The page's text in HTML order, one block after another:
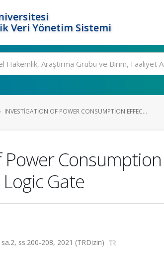
Veri Yönetim Sistemi
INVESTIGATION OF POWER CONSUMPTION EFFEC...
Gate
ss.200-208, 2021 (TRDizin)